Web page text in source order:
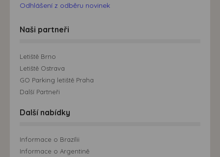
Odhlášení z odběru novinek
Naši partneři
Letiště Brno
Letiště Ostrava
GO Parking letiště Praha
Další Partneři
Další nabídky
Informace o Brazílii
Informace o Argentině